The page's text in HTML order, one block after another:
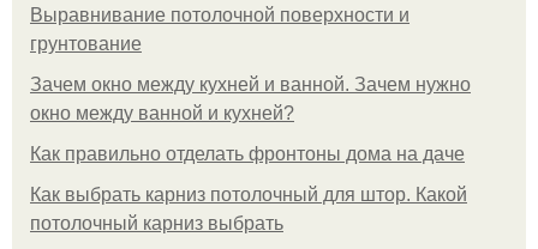
Выравнивание потолочной поверхности и
грунтование
Зачем окно между кухней и ванной. Зачем нужно
окно между ванной и кухней?
Как правильно отделать фронтоны дома на даче
Как выбрать карниз потолочный для штор. Какой
потолочный карниз выбрать